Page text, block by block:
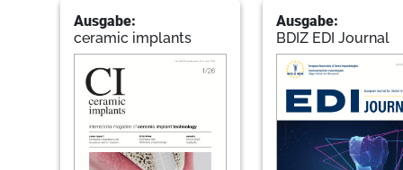
Ausgabe:
ceramic implants
Ausgabe:
BDIZ EDI Journal